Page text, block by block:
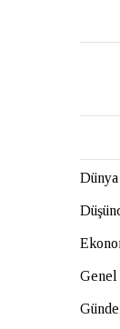
Dünya
Genel